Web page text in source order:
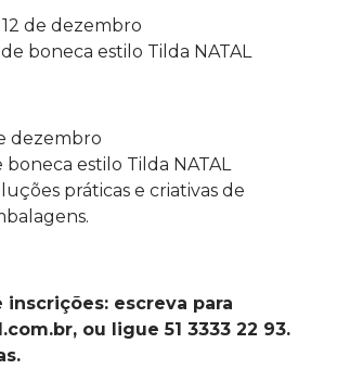
12 de dezembro
boneca estilo Tilda NATAL
dezembro
boneca estilo Tilda NATAL
práticas e criativas de
inscrições: escreva para
ou ligue 51 3333 22 93.